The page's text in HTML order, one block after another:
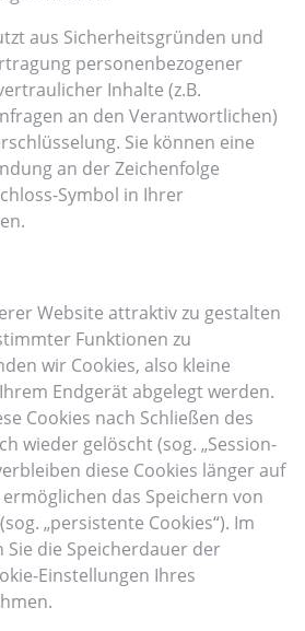
aus Sicherheitsgründen und
personenbezogener
Inhalte (z.B.
an den Verantwortlichen)
Sie können eine
an der Zeichenfolge
Symbol in Ihrer
Website attraktiv zu gestalten
Funktionen zu
wir Cookies, also kleine
Endgerät abgelegt werden.
Cookies nach Schließen des
wieder gelöscht (sog. „Session-
diese Cookies länger auf
das Speichern von
„persistente Cookies“). Im
Sie die Speicherdauer der
Einstellungen Ihres